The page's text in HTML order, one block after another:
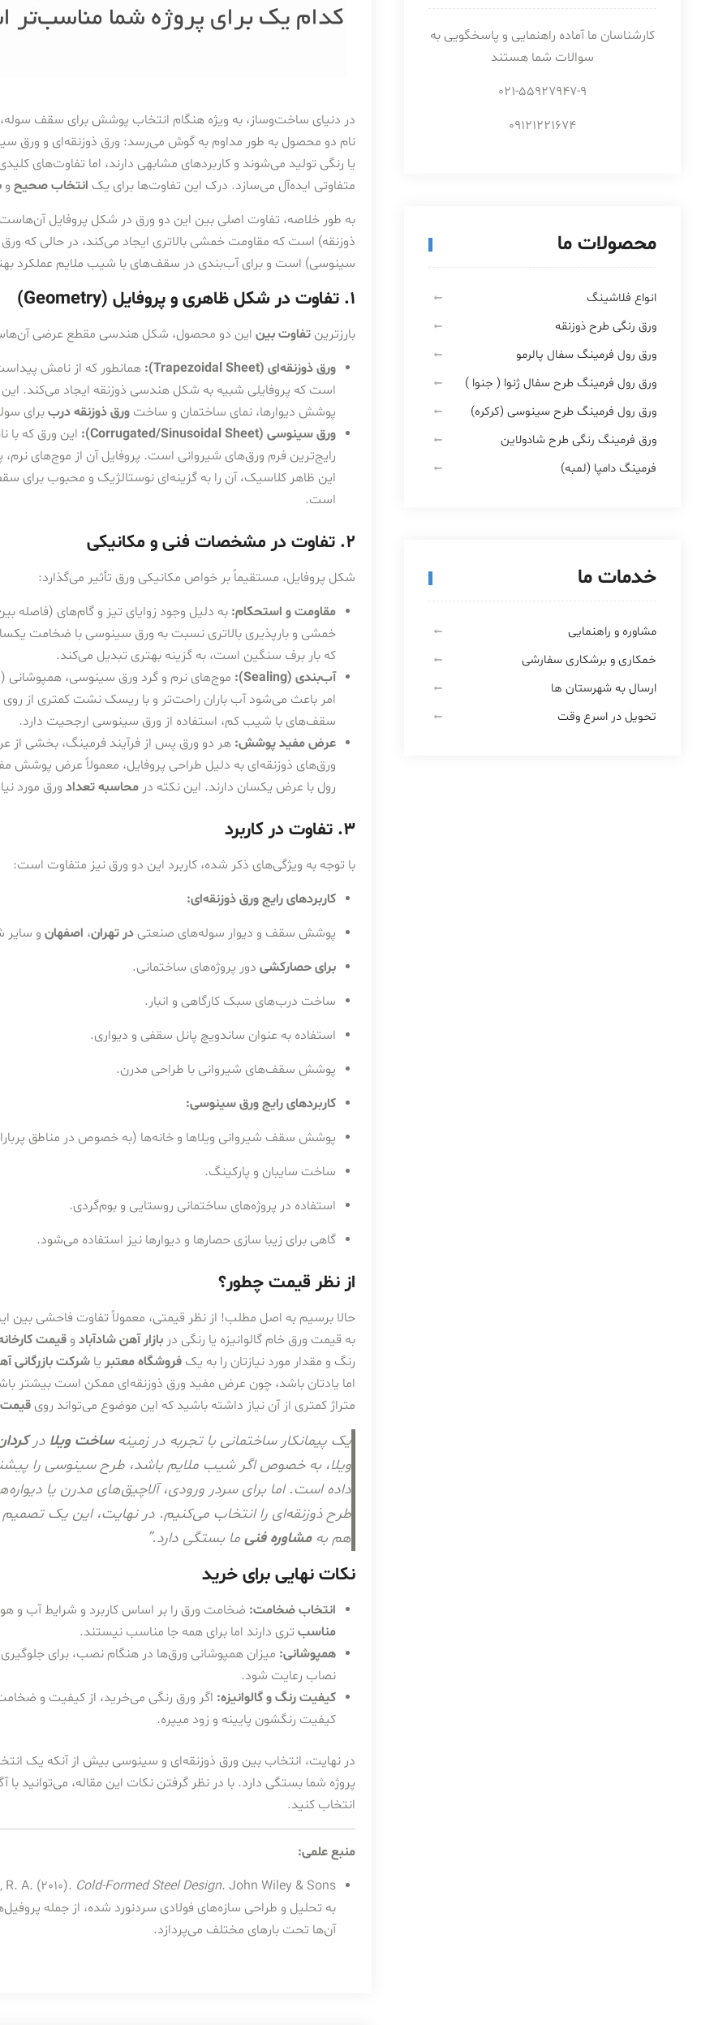
در دنیای ساخت‌وساز، به ویژه هنگام انتخاب پوشش برای سقف
نام دو محصول به طور مداوم به گوش می‌رسد: ورق ذوزنقه‌ای و ورق
یا رنگی تولید می‌شوند و کاربردهای مشابهی دارند، اما تفاوت‌های
متفاوتی ایده‌آل می‌سازد. درک این تفاوت‌ها برای یک انتخاب صحیح و
به طور خلاصه، تفاوت اصلی بین این دو ورق در شکل پروفایل
ذوزنقه) است که مقاومت خمشی بالاتری ایجاد می‌کند، در حالی که
سینوسی) است و برای آب‌بندی در سقف‌های با شیب ملایم عملکرد
1. تفاوت در شکل ظاهری و پروفایل (Geometry)
بارزترین تفاوت بین این دو محصول، شکل هندسی مقطع عرضی
ورق ذوزنقه‌ای (Trapezoidal Sheet):
همانطور که از نامش
است که پروفایلی شبیه به شکل هندسی ذوزنقه ایجاد می‌کند.
پوشش دیوارها، نمای ساختمان و ساخت ورق ذوزنقه درببرای
ورق سینوسی (Corrugated/Sinusoidal Sheet):
این ورق که با
رایج‌ترین فرم ورق‌های شیروانی است. پروفایل آن از
این ظاهر کلاسیک، آن را به گزینه‌ای نوستالژیک و محبوب برای
است.
2. تفاوت در مشخصات فنی و مکانیکی
شکل پروفایل، مستقیماً بر خواص مکانیکی ورق تأثیر می‌گذارد:
مقاومت و استحکام: به دلیل وجود زوایای تیز و گام‌های
خمشی و بارپذیری بالاتری نسبت به ورق سینوسی با ضخامت
که بار برف سنگین است، به گزینه بهتری تبدیل می‌کند.
آب‌بندی (Sealing):
امر باعث می‌شود آب باران راحت‌تر و با ریسک نشت کمتری از
سقف‌های با شیب کم، استفاده از ورق سینوسی ارجحیت دارد.
عرض مفید پوشش: هر دو ورق پس از فرآیند فرمینگ، بخشی از
ورق‌های ذوزنقه‌ای به دلیل طراحی پروفایل، معمولاً عرض
رول با عرض یکسان دارند. این نکته در محاسبه تعداد ورق مورد
3. تفاوت در کاربرد
با توجه به ویژگی‌های ذکر شده، کاربرد این دو ورق نیز متفاوت است:
کاربردهای رایج ورق ذوزنقه‌ای:
پوشش سقف و دیوار سوله‌های صنعتی در تهران، اصفهان و
برای حصارکشی دور پروژه‌های ساختمانی.
ساخت درب‌های سبک کارگاهی و انبار.
استفاده به عنوان ساندویچ پانل سقفی و دیواری.
پوشش سقف‌های شیروانی با طراحی مدرن.
کاربردهای رایج ورق سینوسی:
پوشش سقف شیروانی ویلاها و خانه‌ها (به خصوص در مناطق
ساخت سایبان و پارکینگ.
استفاده در پروژه‌های ساختمانی روستایی و بوم‌گردی.
گاهی برای زیبا سازی حصارها و دیوارها نیز استفاده می‌شود.
از نظر قیمت چطور؟
حالا برسیم به اصل مطلب! از نظر قیمتی، معمولاً تفاوت فاحشی بین
به قیمت ورق خام گالوانیزه یا رنگی در بازار آهن شادآباد و قیمت
رنگ و مقدار مورد نیازتان را به یک فروشگاه معتبر یا شرکت بازرگانی
اما یادتان باشد، چون عرض مفید ورق ذوزنقه‌ای ممکن است
متراژ کمتری از آن نیاز داشته باشید که این موضوع می‌تواند روی قیمت
یک پیمانکار ساختمانی با تجربه در زمینهساخت ویلا در
ویلا، به خصوص اگر شیب ملایم باشد، طرح سینوسی را
داده است. اما برای سردر ورودی، آلاچیق‌های مدرن یا
طرح ذوزنقه‌ای را انتخاب می‌کنیم. در نهایت، این یک
هم بهمشاوره فنی ما بستگی دارد.”
نکات نهایی برای خرید
انتخاب ضخامت: ضخامت ورق را بر اساس کاربرد و شرایط آب و
مناسب تری دارند اما برای همه جا مناسب نیستند.
همپوشانی: میزان همپوشانی ورق‌ها در هنگام نصب، برای
نصاب رعایت شود.
کیفیت رنگ و گالوانیزه: اگر ورق رنگی می‌خرید، از کیفیت و
کیفیت رنگشون پایینه و زود میپره.
در نهایت، انتخاب بین ورق ذوزنقه‌ای و سینوسی بیش از آنکه یک
پروژه شما بستگی دارد. با در نظر گرفتن نکات این مقاله، می‌توانید با
انتخاب کنید.
منبع علمی:
A. (2010). Cold-Formed Steel Design
به تحلیل و طراحی سازه‌های فولادی سردنورد شده، از جمله
آن‌ها تحت بارهای مختلف می‌پردازد.
کارشناسان ما آماده راهنمایی و پاسخگویی به
سوالات شما هستند
021-55927947-9
09121221674
محصولات ما
انواع فلاشینگ
ورق رنگی طرح ذوزنقه
ورق رول فرمینگ سفال پالرمو
ورق رول فرمینگ طرح سفال ژنوا ( جنوا )
ورق رول فرمینگ طرح سینوسی (کرکره)
ورق فرمینگ رنگی طرح شادولاین
فرمینگ دامپا (لمبه)
خدمات ما
مشاوره و راهنمایی
خمکاری و برشکاری سفارشی
ارسال به شهرستان ها
تحویل در اسرع وقت